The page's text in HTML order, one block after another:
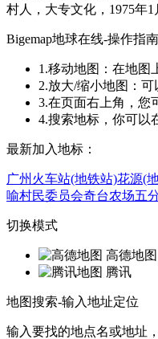
村人，大专文化，1975年
Bigemap地球在线-操作指南
1.移动地图：在地图
2.放大/缩小地图：
3.在页面右上角，您
4.搜索地标，你可以
最新加入地标：
广州火车站(地铁站)花源(
喻村民委员会奇台农场五
切换模式
高德地图
腾讯
地图搜索-输入地址定位
输入要找的地点名或地址